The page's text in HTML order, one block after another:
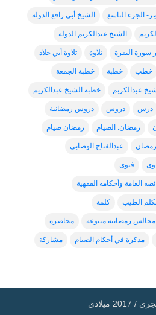
الجزء التاسع الشيخ أبي رافع الدولة
الشيخ عبدالكريم الدولة
سورة البقرة تلاوة تلاوة أبي خلاد
خطب خطبة خطبة الجمعة
عبدالكربم خطبة الشيخ عبدالكريم
درس دروس دروس رمضانية
رمضان. الصيام رمضان صيام
عبدالفتاح الوصابي
فتوى
العامة وأحكامه الفقهية
الطيب كلمة
مجالس رمضانية متنوعة محاضرة
مذكرة في أحكام الصيام مشاركة